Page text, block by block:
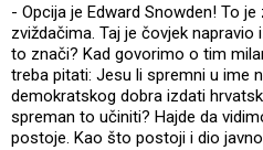
- Opcija je Edward Snowden! To
zviždačima. Taj je čovjek
to znači? Kad govorimo o tim
treba pitati: Jesu li spremni u ime
demokratskog dobra izdati
spreman to učiniti? Hajde da
postoje. Kao što postoji i dio